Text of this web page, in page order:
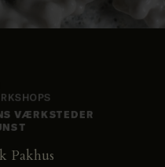
Pakhus